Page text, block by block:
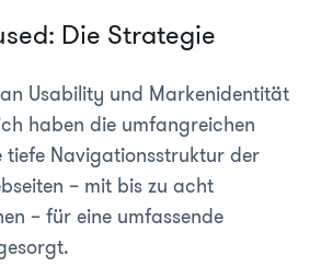
Die Strategie
Usability und Markenidentität
haben die umfangreichen
tiefe Navigationsstruktur der
– mit bis zu acht
– für eine umfassende